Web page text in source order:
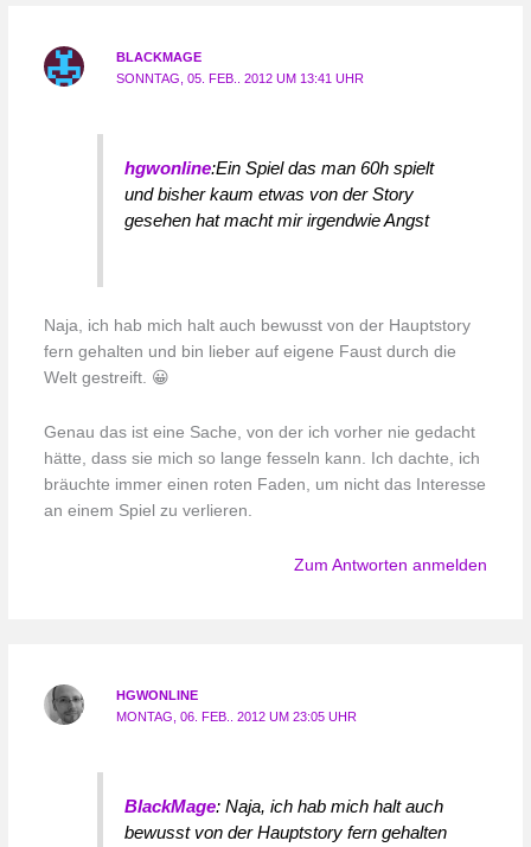
BLACKMAGE
SONNTAG, 05. FEB.. 2012 UM 13:41 UHR
hgwonline:Ein Spiel das man 60h spielt
und bisher kaum etwas von der Story
gesehen hat macht mir irgendwie Angst
Naja, ich hab mich halt auch bewusst von der Hauptstory
fern gehalten und bin lieber auf eigene Faust durch die
Welt gestreift. 😀
Genau das ist eine Sache, von der ich vorher nie gedacht
hätte, dass sie mich so lange fesseln kann. Ich dachte, ich
bräuchte immer einen roten Faden, um nicht das Interesse
an einem Spiel zu verlieren.
Zum Antworten anmelden
HGWONLINE
MONTAG, 06. FEB.. 2012 UM 23:05 UHR
BlackMage: Naja, ich hab mich halt auch
bewusst von der Hauptstory fern gehalten